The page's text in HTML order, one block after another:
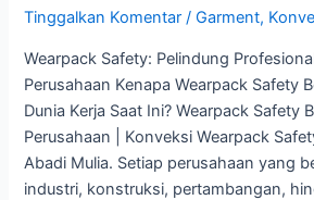
Tinggalkan Komentar /Garment,
Wearpack Safety: Pelindung
Perusahaan Kenapa Wearpack Safety
Dunia Kerja Saat Ini? Wearpack Safety
Perusahaan | Konveksi Wearpack
Abadi Mulia. Setiap perusahaan yang
industri, konstruksi, pertambangan,
Wearpack
Terpercaya
–
Jaya
Abadi
Mulia